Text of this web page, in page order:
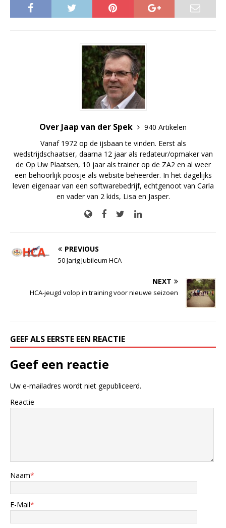
Over Jaap van der Spek
940 Artikelen
Vanaf 1972 op de ijsbaan te vinden. Eerst als
wedstrijdschaatser, daarna 12 jaar als redateur/opmaker van
de Op Uw Plaatsen, 10 jaar als trainer op de ZA2 en al weer
een behoorlijk poosje als website beheerder. In het dagelijks
leven eigenaar van een softwarebedrijf, echtgenoot van Carla
en vader van 2 kids, Lisa en Jasper.
PREVIOUS
50 Jarig Jubileum HCA
NEXT
HCA-jeugd volop in training voor nieuwe seizoen
GEEF ALS EERSTE EEN REACTIE
Geef een reactie
Uw e-mailadres wordt niet gepubliceerd.
Reactie
Naam*
E-Mail*